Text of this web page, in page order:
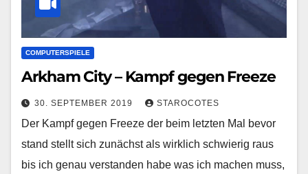
COMPUTERSPIELE
Arkham City – Kampf gegen Freeze
30. SEPTEMBER 2019 STAROCOTES
Der Kampf gegen Freeze der beim letzten Mal bevor
stand stellt sich zunächst als wirklich schwierig raus
bis ich genau verstanden habe was ich machen muss,